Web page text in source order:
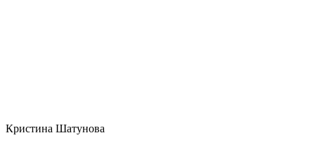
Кристина Шатунова